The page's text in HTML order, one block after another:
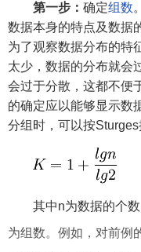
第一步： 确定组数
数据本身的特点及数据
为了观察数据分布的特
太少，数据的分布就会
会过于分散，这都不便
的确定应以能够显示数
分组时，可以按
其中n为数据的个数
为组数。例如，对前例